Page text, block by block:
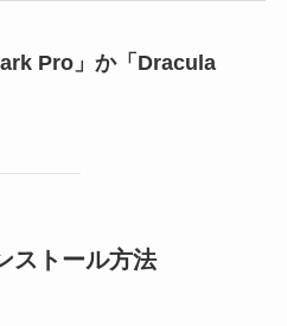
Pro」か「Dracula
ストール方法